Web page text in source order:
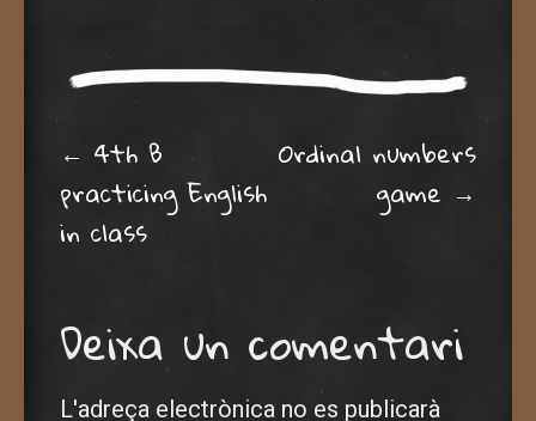
Post navigation
← 4th B
practicing English
in class
Ordinal numbers
game →
Deixa un comentari
L'adreça electrònica no es publicarà